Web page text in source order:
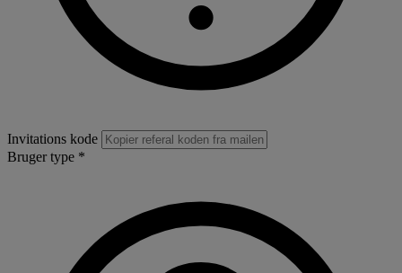
Invitations kode
Bruger type *